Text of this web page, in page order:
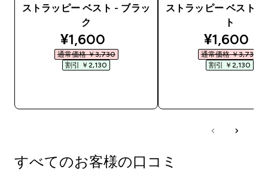
ストラッピー ベスト - ブラッ
ク
discounted price
¥1,600‎
通常価格 ￥3,730‎
割引 ￥2,130‎
ストラッピー ベスト -
ト
¥1,600‎
通常価格 ￥3,730‎
割引 ￥2,130‎
すべてのお客様の口コミ